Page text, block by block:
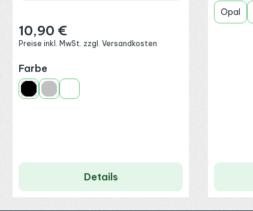
Regulärer Preis:
10,90 €
Preise inkl. MwSt. zzgl. Versandkosten
Farbeauswählen
Schwarz
Silber Weiß
Details
Opal